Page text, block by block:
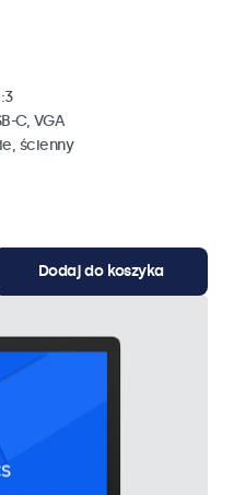
C, VGA
ścienny
Dodaj do koszyka